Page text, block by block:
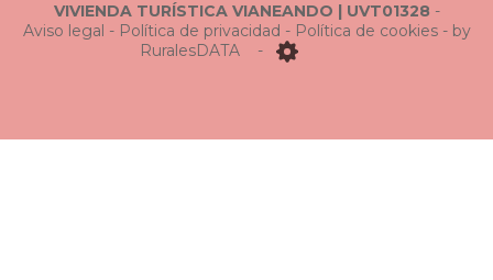
VIVIENDA TURÍSTICA VIANEANDO | UVT01328 -
Aviso legal - Política de privacidad - Política de cookies- by
RuralesDATA
-